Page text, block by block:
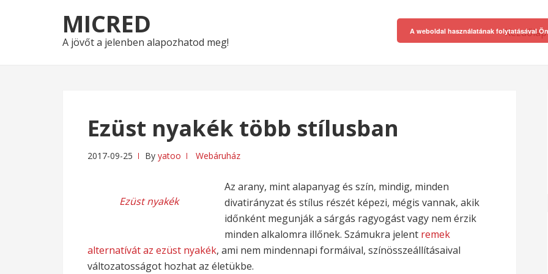
to
navigation
to
content
MICRED
A jövőt a jelenben alapozhatod meg!
Kezdőlap
Ezüst nyakék több stílusban
2017-09-25 By yatoo Webáruház
Ezüst nyakék
Az arany, mint alapanyag és szín, mindig, minden
divatirányzat és stílus részét képezi, mégis vannak, akik
időnként megunják a sárgás ragyogást vagy nem érzik
minden alkalomra illőnek. Számukra jelent remek
alternatívát az ezüst nyakék, ami nem mindennapi formáival, színösszeállításaival
változatosságot hozhat az életükbe.
A weboldal használatának folytatásával